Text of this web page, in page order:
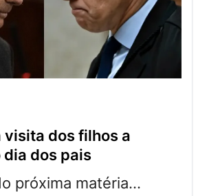
dia dos pais
próxima matéria...